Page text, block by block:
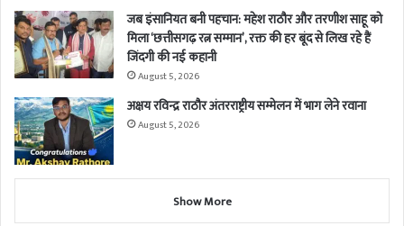
जब इंसानियत बनी पहचान: महेश राठौर और तरणीश साहू को
मिला ‘छत्तीसगढ़ रत्न सम्मान’, रक्त की हर बूंद से लिख रहे हैं
जिंदगी की नई कहानी
August 5, 2026
अक्षय रविन्द्र राठौर अंतरराष्ट्रीय सम्मेलन में भाग लेने रवाना
August 5, 2026
Show More